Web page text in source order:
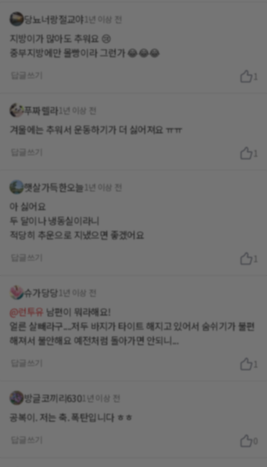
당뇨너랑절교야 1년 이상 전
지방이가 많아도 추워요 😢
중부지방에만 몰빵이라 그런가 😂😂😂
1
푸짜렐라1년 이상 전
겨울에는 추워서 운동하기가 더 싫어져요 ㅠㅠ
1
햇살가득한오늘 1년 이상 전
아 싫어요
두 달이나 냉동실이라니
적당히 추운으로 지냈으면 좋겠어요
1
슈가당당 1년 이상 전
@런투유 남편이 뭐라해요!
얼른 살빼라구....저두 바지가 타이트 해지고 있어서 숨쉬기가 불편
해져서 불안해요 예전처럼 돌아가면 안되니...
1
방글코끼리6301년 이상 전
공복이. 저는 축. 폭탄입니다 ㅎㅎ